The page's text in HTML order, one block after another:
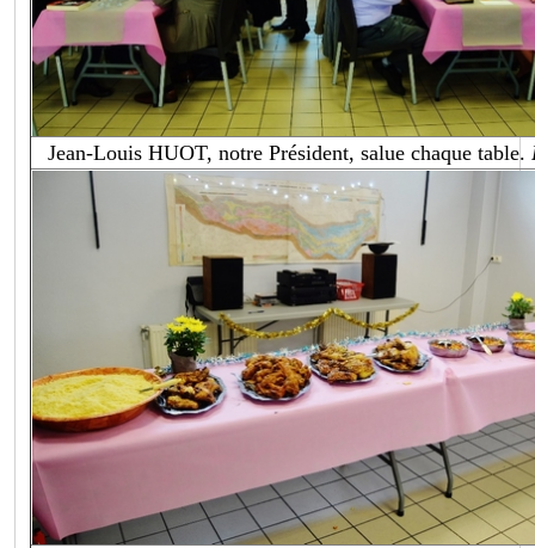
Jean-Louis HUOT, notre Président, salue chaque table.